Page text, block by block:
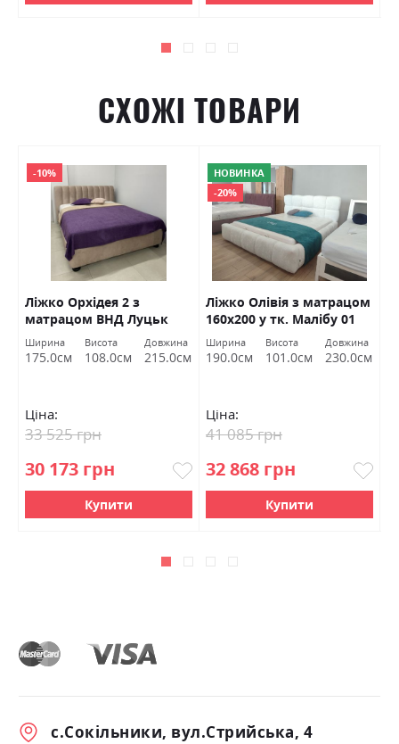
СХОЖІ ТОВАРИ
-10%
Ліжко Орхідея 2 з
матрацом ВНД Луцьк
Ширина
175.0см
Висота
108.0см
Довжина
215.0см
Ціна:
30 173 грн
33 525 грн
Купити
НОВИНКА
-20%
Ліжко Олівія з матрацом
160х200 у тк. Малібу 01
ВНД Луцьк Акція
Ширина
190.0см
Висота
101.0см
Довжина
230.0см
Ціна:
32 868 грн
41 085 грн
Купити
с.Сокільники, вул.Стрийська, 4